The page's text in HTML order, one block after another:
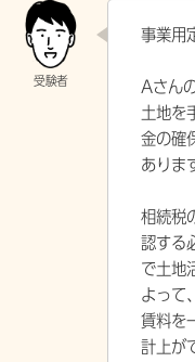
事業用
Aさん
土地を
金の確
ありま
相続税
認する
で土地
よって
賃料を
計上が